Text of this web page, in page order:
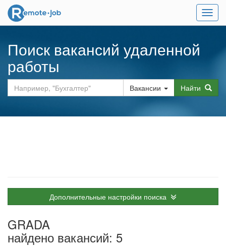
Меню
Поиск вакансий удаленной
работы
Вакансии Найти
Дополнительные настройки поиска
GRADA
найдено вакансий: 5